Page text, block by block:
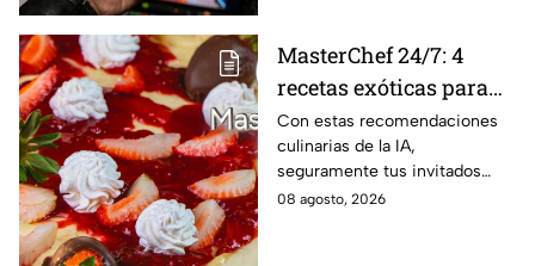
MasterChef 24/7: 4
recetas exóticas para
pizzas dulces que le
darán un toque
sofisticado a tu mesa
Con estas recomendaciones
culinarias de la IA,
seguramente tus invitados
quedarán encantados a la hora
08 agosto, 2026